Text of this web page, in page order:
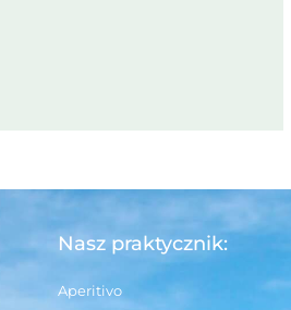
Nasz praktycznik:
Aperitivo